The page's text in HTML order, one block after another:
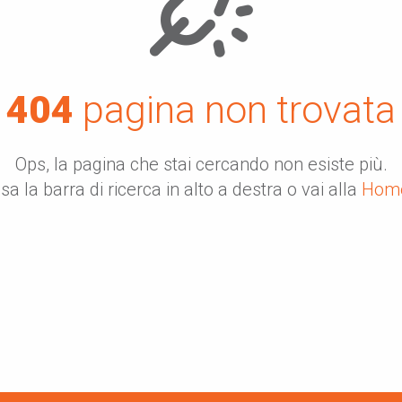
404 pagina non trovata
Ops, la pagina che stai cercando non esiste più.
la barra di ricerca in alto a destra o vai alla